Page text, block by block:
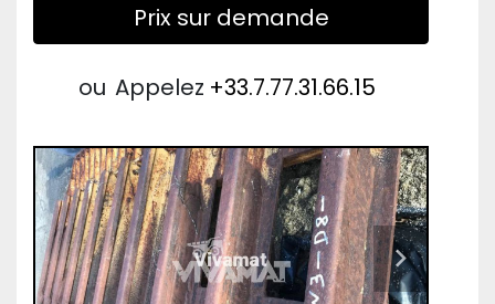
Prix sur demande
ou Appelez +33.7.77.31.66.15